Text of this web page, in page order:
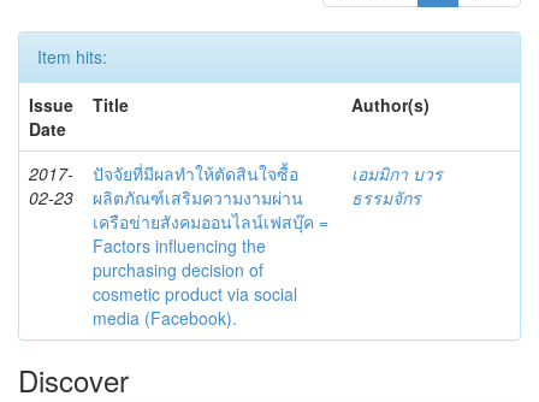
Item hits:
Issue
Date
Title Author(s)
2017-
02-23
ปัจจัยที่มีผลทำให้ตัดสินใจซื้อ
ผลิตภัณฑ์เสริมความงามผ่าน
เครือข่ายสังคมออนไลน์เฟสบุ๊ค =
Factors influencing the
purchasing decision of
cosmetic product via social
media (Facebook).
เอมมิกา บวร
ธรรมจักร
Discover